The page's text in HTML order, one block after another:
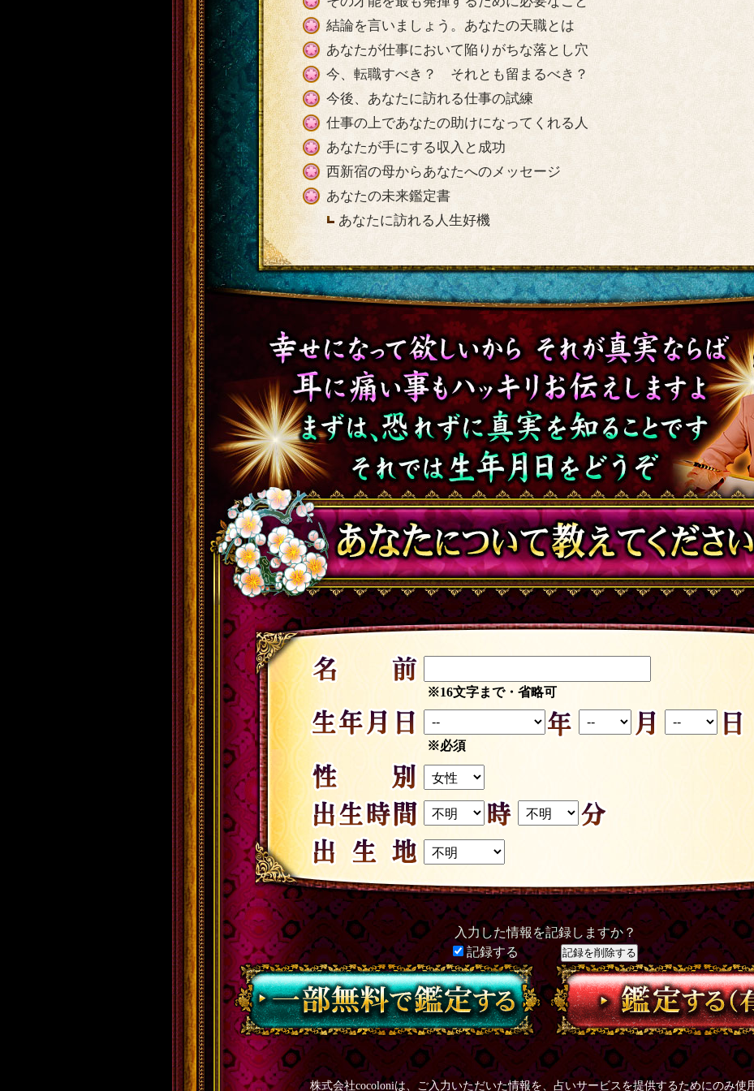
結論を言いましょう。あなたの天職とは
あなたが仕事において陥りがちな落とし穴
今、転職すべき？ それとも留まるべき？
今後、あなたに訪れる仕事の試練
仕事の上であなたの助けになってくれる人
あなたが手にする収入と成功
西新宿の母からあなたへのメッセージ
あなたの未来鑑定書
あなたに訪れる人生好機
※16文字まで・省略可
※必須
入力した情報を記録しますか？
記録する
株式会社cocoloniは、ご入力いただいた情報を、占いサービスを提供するためにのみ使